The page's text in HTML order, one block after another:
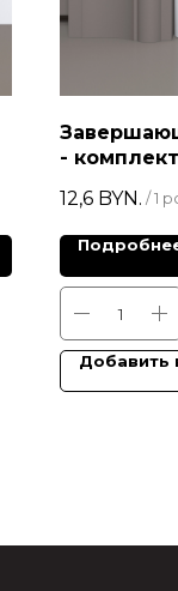
-
12,6 BYN. / 1
Добавить